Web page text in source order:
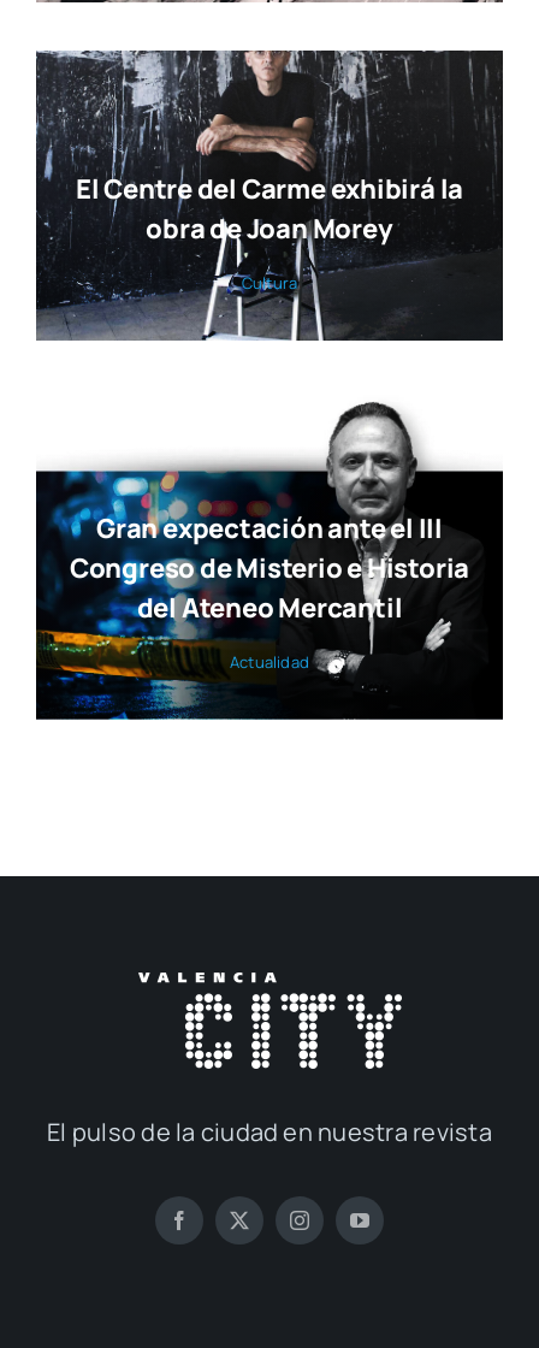
El Centre del Carme exhibirá la
obra de Joan Morey
Cul­tu­ra
Gran expectación ante el III
Congreso de Misterio e Historia
del Ateneo Mercantil
Actua­li­dad
El pul­so de la ciu­dad en nues­tra revis­ta